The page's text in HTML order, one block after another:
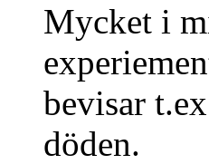
Mycket i
bevisar
döden.